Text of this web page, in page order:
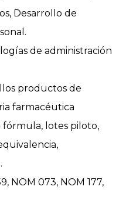
Desarrollo de
de administración
productos de
farmacéutica
fórmula, lotes piloto,
NOM 073, NOM 177,